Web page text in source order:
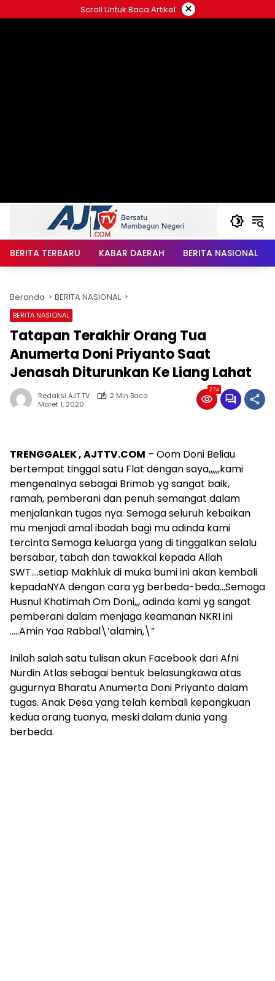
ke
Scroll Untuk Baca Artikel ×
BERITA TERBARU KABAR DAERAH BERITA NASIONAL
Beranda BERITA NASIONAL
BERITA NASIONAL
Tatapan Terakhir Orang Tua
Anumerta Doni Priyanto Saat
Jenasah Diturunkan Ke Liang Lahat
Redaksi AJT TV
2 Min Baca
Maret 1, 2020
274
TRENGGALEK , AJTTV.COM – Oom Doni Beliau
bertempat tinggal satu Flat dengan saya,,,,,,kami
mengenalnya sebagai Brimob yg sangat baik,
ramah, pemberani dan penuh semangat dalam
menjalankan tugas nya. Semoga seluruh kebaikan
mu menjadi amal ibadah bagi mu adinda kami
tercinta Semoga keluarga yang di tinggalkan selalu
bersabar, tabah dan tawakkal kepada Allah
SWT….setiap Makhluk di muka bumi ini akan kembali
kepadaNYA dengan cara yg berbeda-beda…Semoga
Husnul Khatimah Om Doni,,, adinda kami yg sangat
pemberani dalam menjaga keamanan NKRI ini
…..Amin Yaa Rabbal\’alamin,\”
Inilah salah satu tulisan akun Facebook dari Afni
Nurdin Atlas sebagai bentuk belasungkawa atas
gugurnya Bharatu Anumerta Doni Priyanto dalam
tugas. Anak Desa yang telah kembali kepangkuan
kedua orang tuanya, meski dalam dunia yang
berbeda.